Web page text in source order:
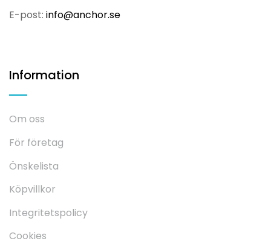
E-post: info@anchor.se
Information
Om oss
För företag
Önskelista
Köpvillkor
Integritetspolicy
Cookies